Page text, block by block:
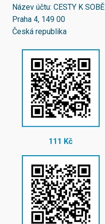
Název účtu: CESTY K SOBĚ
Praha 4, 149 00
Česká republika
111 Kč